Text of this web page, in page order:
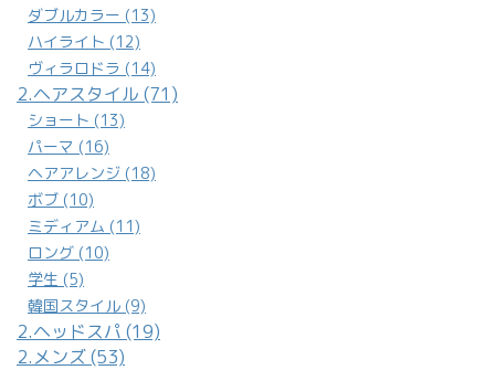
ダブルカラー (13)
ハイライト (12)
ヴィラロドラ (14)
2.ヘアスタイル (71)
ショート (13)
パーマ (16)
ヘアアレンジ (18)
ボブ (10)
ミディアム (11)
ロング (10)
学生 (5)
韓国スタイル (9)
2.ヘッドスパ (19)
2.メンズ (53)